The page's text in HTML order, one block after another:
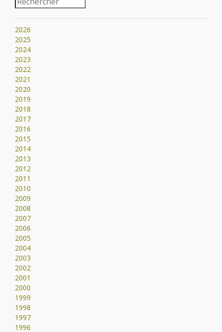
2026
2025
2024
2023
2022
2021
2020
2019
2018
2017
2016
2015
2014
2013
2012
2011
2010
2009
2008
2007
2006
2005
2004
2003
2002
2001
2000
1999
1998
1997
1996